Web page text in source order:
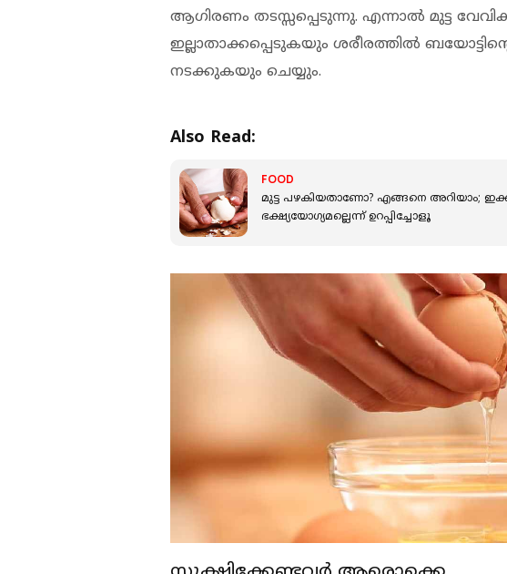
ആഗിരണം തടസ്സപ്പെടുന്നു. എന്നാല്‍ മുട്ട
ഇല്ലാതാക്കപ്പെടുകയും ശരീരത്തില്‍
നടക്കുകയും ചെയ്യും.
Also Read:
FOOD
മുട്ട പഴകിയതാണോ? എങ്ങനെ അറിയാം;
ഭക്ഷ്യയോഗ്യമല്ലെന്ന് ഉറപ്പിച്ചോളൂ